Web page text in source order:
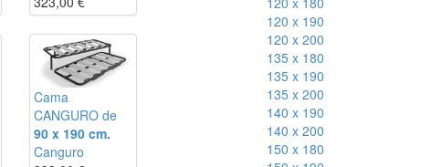
Cama
CANGURO de
90 x 190 cm.
Canguro
120 x 190
120 x 200
135 x 180
135 x 190
135 x 200
140 x 190
140 x 200
150 x 180